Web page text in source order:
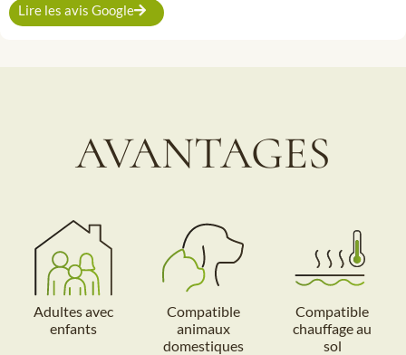
Lire les avis Google
AVANTAGES
Adultes avec
enfants
Compatible
animaux
domestiques
Compatible
chauffage au
sol